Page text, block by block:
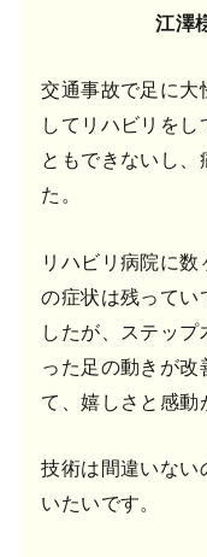
江澤
交通事故で足に大
してリハビリを
ともできないし、
た。
リハビリ病院に
の症状は残ってい
したが、ステッ
った足の動きが改
て、嬉しさと感動
技術は間違いない
いたいです。